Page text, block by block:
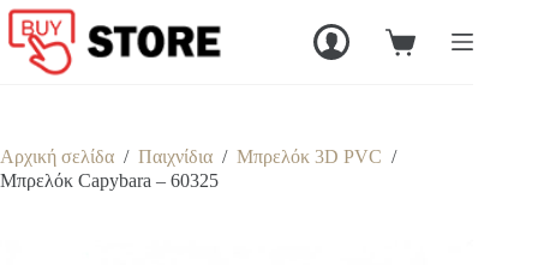
Μετάβαση
στο
περιεχόμενο
Καλάθι
Αρχική σελίδα / Παιχνίδια / Μπρελόκ 3D PVC /
Mπρελόκ Capybara – 60325